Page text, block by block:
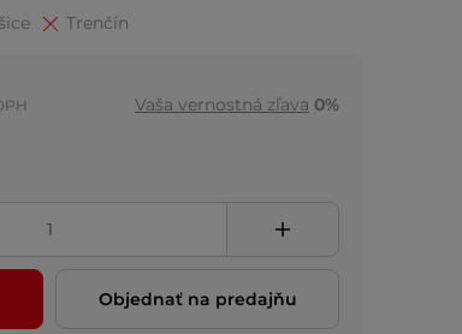
Trenčín
Vaša vernostná zľava 0%
Objednať na predajňu